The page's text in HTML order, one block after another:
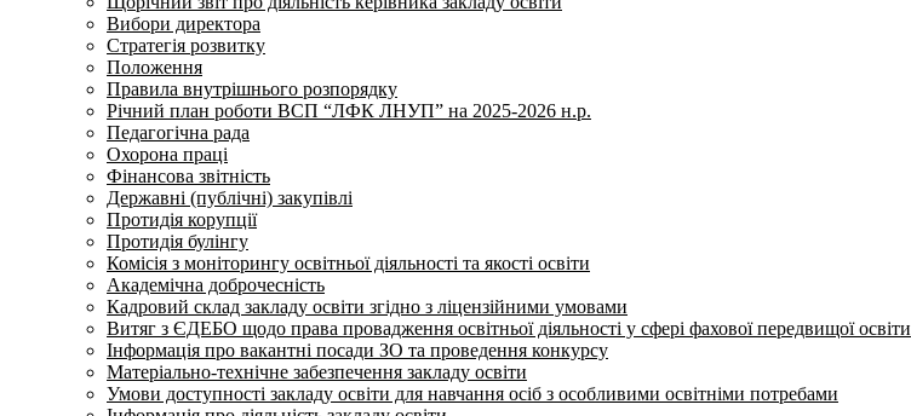
Вибори директора
Стратегія розвитку
Положення
Правила внутрішнього розпорядку
Річний план роботи ВСП “ЛФК ЛНУП” на 2025-2026 н.р.
Педагогічна рада
Охорона праці
Фінансова звітність
Державні (публічні) закупівлі
Протидія корупції
Протидія булінгу
Комісія з моніторингу освітньої діяльності та якості освіти
Академічна доброчесність
Кадровий склад закладу освіти згідно з ліцензійними умовами
Витяг з ЄДЕБО щодо права провадження освітньої діяльності у сфері фахової передвищої освіти
Інформація про вакантні посади ЗО та проведення конкурсу
Матеріально-технічне забезпечення закладу освіти
Умови доступності закладу освіти для навчання осіб з особливими освітніми потребами